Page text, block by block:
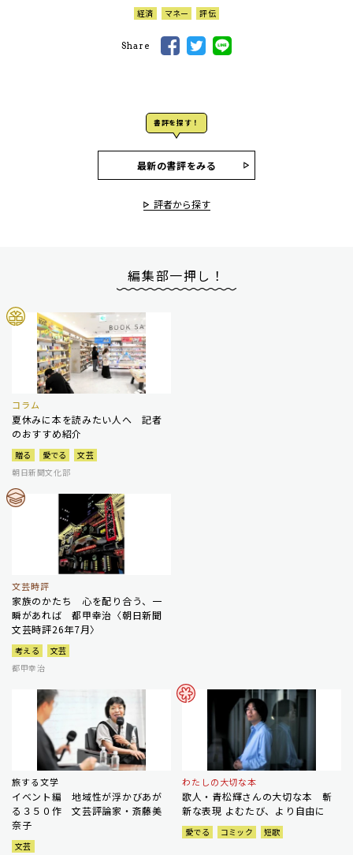
経済 マネー 評伝
Share
書評を探す！
最新の書評をみる
評者から探す
編集部一押し！
コラム
夏休みに本を読みたい人へ 記者
のおすすめ紹介
贈る 愛でる
文芸
朝日新聞文化部
文芸時評
家族のかたち 心を配り合う、一
瞬があれば 都甲幸治〈朝日新聞
文芸時評26年7月〉
考える
文芸
都甲幸治
旅する文学
イベント編 地域性が浮かびあが
る３５０作 文芸評論家・斎藤美
奈子
文芸
わたしの大切な本
歌人・青松輝さんの大切な本 斬
新な表現 よむたび、より自由に
愛でる コミック 短歌